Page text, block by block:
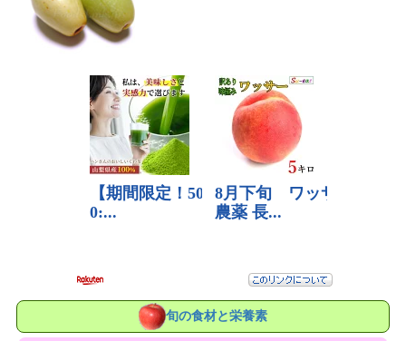
旬の食材と栄養素